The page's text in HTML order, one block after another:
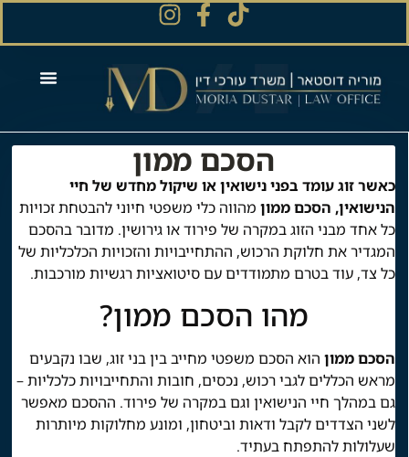
הסכם ממון
כאשר זוג עומד בפני נישואין או שיקול מחדש של חיי
הנישואין, הסכם ממוןמהווה כלי משפטי חיוני להבטחת זכויות
כל אחד מבני הזוג במקרה של פירוד או גירושין. מדובר בהסכם
המגדיר את חלוקת הרכוש, ההתחייבויות והזכויות הכלכליות של
כל צד, עוד בטרם מתמודדים עם סיטואציות רגשיות מורכבות.
מהו הסכם ממון?
הסכם ממוןהוא הסכם משפטי מחייב בין בני זוג, שבו נקבעים
מראש הכללים לגבי רכוש, נכסים, חובות והתחייבויות כלכליות –
גם במהלך חיי הנישואין וגם במקרה של פירוד. ההסכם מאפשר
לשני הצדדים לקבל ודאות וביטחון, ומונע מחלוקות מיותרות
שעלולות להתפתח בעתיד.